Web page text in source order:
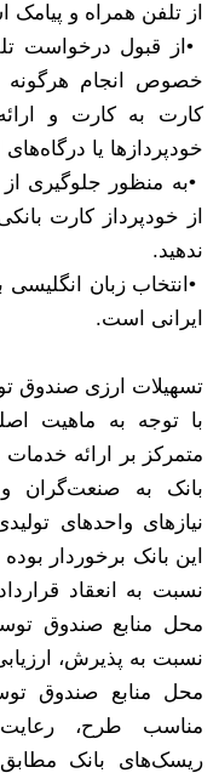
از تلفن همراه و پیامک
•از قبول درخواست
خصوص انجام هرگونه
کارت به کارت و
خودپردازها یا
•به منظور جلوگیری
از خودپرداز کارت
ندهید.
•انتخاب زبان
ایرانی است.
تسهیلات ارزی صندوق
با توجه به ماهیت
متمرکز بر ارائه
بانک به صنعت‌گران و
نیازهای واحدهای
این بانک برخوردار
نسبت به انعقاد
محل منابع صندوق
نسبت به پذیرش،
محل منابع صندوق
مناسب طرح، رعایت
ریسک‌های بانک